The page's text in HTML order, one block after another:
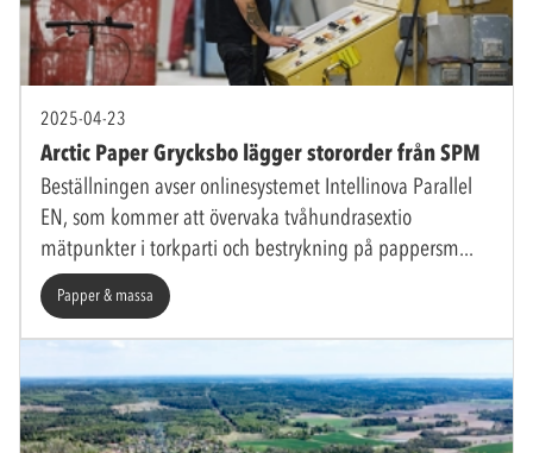
2025-04-23
Arctic Paper Grycksbo lägger stororder från SPM
Beställningen avser onlinesystemet Intellinova Parallel
EN, som kommer att övervaka tvåhundrasextio
mätpunkter i torkparti och bestrykning på pappersm
Papper & massa